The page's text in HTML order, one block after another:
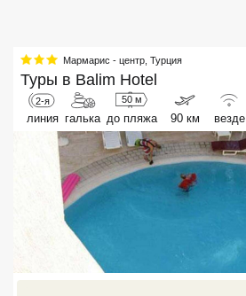
Мармарис - центр, Турция
Туры в Balim Hotel
2-я
линия галька
50 м
до пляжа 90 км везде
Вьетнам
Хайнань
Северный Гоа
Южный Гоа
Занзибар